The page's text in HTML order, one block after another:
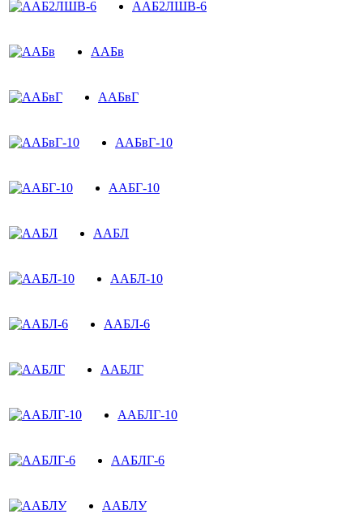
ААБ2ЛШВ-6
ААБв
ААБвГ
ААБвГ-10
ААБГ-10
ААБЛ
ААБЛ-10
ААБЛ-6
ААБЛГ
ААБЛГ-10
ААБЛГ-6
ААБЛУ